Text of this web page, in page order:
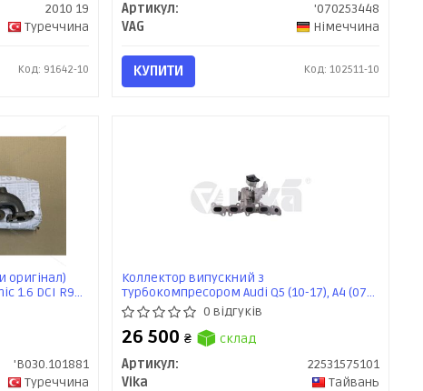
2010 19
Туреччина
Код: 91642-10
Артикул:
'070253448
VAG
Німеччина
КУПИТИ Код: 102511-10
оригінал)
1.6 DCI R9M
'B030.101881
Туреччина
Коллектор випускний з
турбокомпресором Audi Q5 (10-17), A4 (07-
15) (22531575101) VIKA
0 відгуків
26 500₴
склад
Артикул:
22531575101
Vika
Тайвань